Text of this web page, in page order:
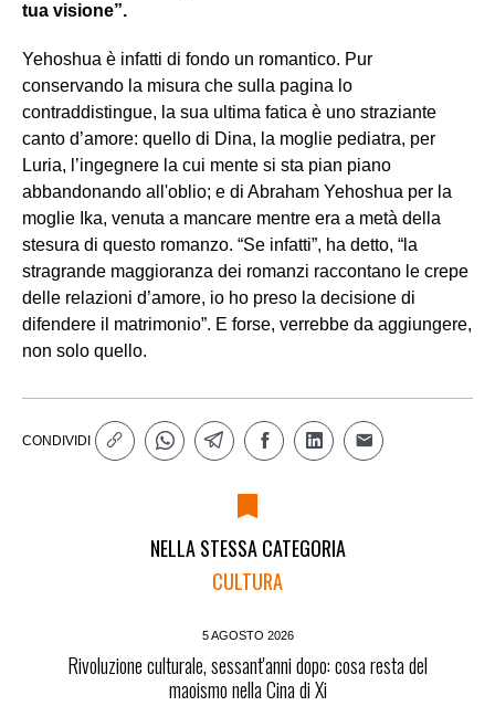
tua visione”.
Yehoshua è infatti di fondo un romantico. Pur
conservando la misura che sulla pagina lo
contraddistingue, la sua ultima fatica è uno straziante
canto d’amore: quello di Dina, la moglie pediatra, per
Luria, l’ingegnere la cui mente si sta pian piano
abbandonando all'oblio; e di Abraham Yehoshua per la
moglie Ika, venuta a mancare mentre era a metà della
stesura di questo romanzo. “Se infatti”, ha detto, “la
stragrande maggioranza dei romanzi raccontano le crepe
delle relazioni d’amore, io ho preso la decisione di
difendere il matrimonio”. E forse, verrebbe da aggiungere,
non solo quello.
CONDIVIDI
NELLA STESSA CATEGORIA
CULTURA
5 AGOSTO 2026
Rivoluzione culturale, sessant'anni dopo: cosa resta del
maoismo nella Cina di Xi